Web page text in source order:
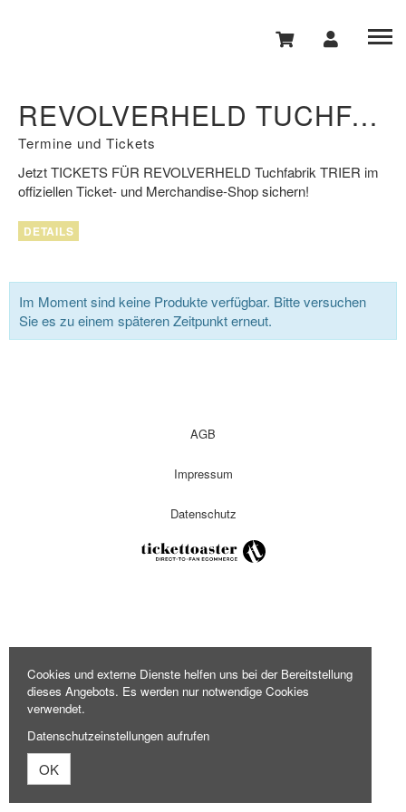
REVOLVERHELD TUCHFABRIK TRIER
Termine und Tickets
JetztTICKETS FÜR REVOLVERHELD Tuchfabrik TRIER im
offiziellen Ticket- und Merchandise-Shop sichern!
DETAILS
Im Moment sind keine Produkte verfügbar. Bitte versuchen
Sie es zu einem späteren Zeitpunkt erneut.
AGB
Impressum
Datenschutz
Cookies und externe Dienste helfen uns bei der Bereitstellung
dieses Angebots. Es werden nur notwendige Cookies
verwendet.
Datenschutzeinstellungen aufrufen
OK